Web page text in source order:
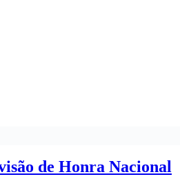
de Honra Nacional